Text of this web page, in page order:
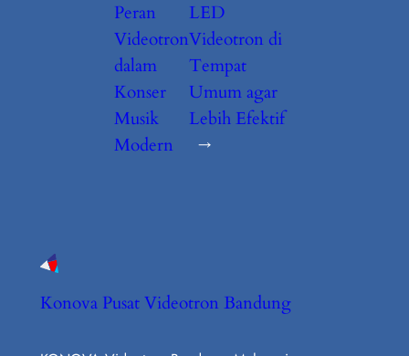
Peran
Videotron
dalam
Konser
Musik
Modern
LED
Videotron di
Tempat
Umum agar
Lebih Efektif
→
Konova Pusat Videotron Bandung